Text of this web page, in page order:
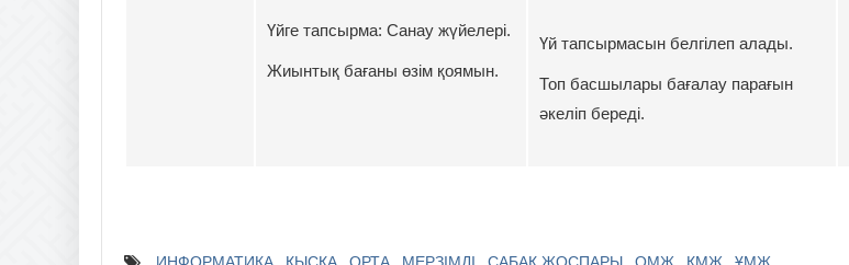
Үйге тапсырма: Санау жүйелері.
Жиынтық бағаны өзім қоямын.
Үй тапсырмасын белгілеп алады.
Топ басшылары бағалау парағын
әкеліп береді.
ИНФОРМАТИКА ҚЫСҚА ОРТА МЕРЗІМДІ САБАҚ ЖОСПАРЫ ОМЖ ҚМЖ ҰМЖ